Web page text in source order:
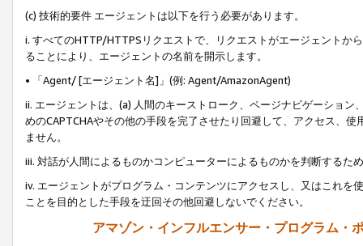
(c) 技術的要件 エージェントは以下を行う必要があります。
i. すべてのHTTP/HTTPSリクエストで、リクエストがエージェントか
ることにより、エージェントの名前を開示します。
• 「Agent/ [エージェント名]」(例: Agent/AmazonAgent)
ii. エージェントは、(a) 人間のキーストローク、ページナビゲーショ
めのCAPTCHAやその他の手段を完了させたり回避して、アクセス、
ません。
iii. 対話が人間によるものかコンピューターによるものかを判断するた
iv. エージェントがプログラム・コンテンツにアクセスし、又はこれ
ことを目的とした手段を迂回その他回避しないでください。
アマゾン・インフルエンサー・プログラム・